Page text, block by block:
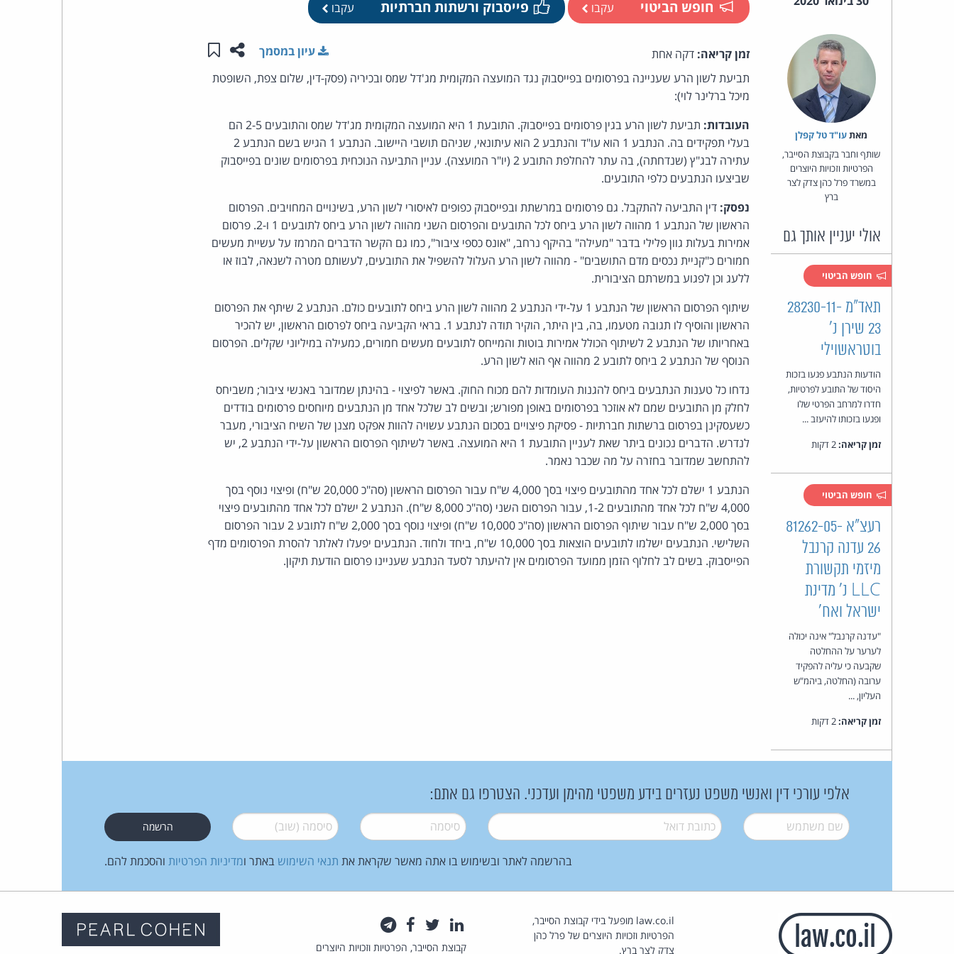
חופש הביטוי עקבו פייסבוק ורשתות חברתיות עקבו
מאת‏עו"ד טל קפלן
שותף וחבר בקבוצת הסייבר,
הפרטיות וזכויות היוצרים
במשרד פרל כהן צדק לצר
ברץ
אולי יעניין אותך גם
חופש הביטוי
תאד"מ 28230-11-
23 שירן נ'
בוטראשוילי
הודעות הנתבע פגעו בזכות
היסוד של התובע לפרטיות,
חדרו למרחב הפרטי שלו
ופגעו בזכותו להיעזב ...
זמן קריאה:
חופש הביטוי
רעצ"א 81262-05-
26 עדנה קרנבל
מיזמי תקשורת
LLC נ' מדינת
ישראל ואח'
"עדנה קרנבל" אינה יכולה
לערער על ההחלטה
שקבעה כי עליה להפקיד
ערובה (החלטה, ביהמ"ש
העליון, ...
זמן קריאה:
זמן קריאה: דקה אחת שתפו עמוד זה
שמור ב"תכנים שלי"
עיון במסמך
תביעת לשון הרע שעניינה בפרסומים בפייסבוק נגד המועצה המקומית מג'דל שמס ובכיריה (פסק-דין, שלום צפת, השופטת
מיכל ברלינר לוי):
העובדות:
תביעת לשון הרע בגין פרסומים בפייסבוק. התובעת 1 היא המועצה המקומית מג'דל שמס והתובעים 2-5 הם
בעלי תפקידים בה. הנתבע 1 הוא עו"ד והנתבע 2 הוא עיתונאי, שניהם תושבי היישוב. הנתבע 1 הגיש בשם הנתבע 2
עתירה לבג"ץ (שנדחתה), בה עתר להחלפת התובע 2 (יו"ר המועצה). עניין התביעה הנוכחית בפרסומים שונים בפייסבוק
שביצעו הנתבעים כלפי התובעים.
נפסק: דין התביעה להתקבל. גם פרסומים במרשתת ובפייסבוק כפופים לאיסורי לשון הרע, בשינויים המחויבים. הפרסום
הראשון של הנתבע 1 מהווה לשון הרע ביחס לכל התובעים והפרסום השני מהווה לשון הרע ביחס לתובעים 1 ו-2. פרסום
אמירות בעלות גוון פלילי בדבר "מעילה" בהיקף נרחב, "אונס כספי ציבור", כמו גם הקשר הדברים המרמז על עשיית מעשים
חמורים כ"קניית נכסים מדם התושבים" - מהווה לשון הרע העלול להשפיל את התובעים, לעשותם מטרה לשנאה, לבוז או
ללעג וכן לפגוע במשרתם הציבורית.
שיתוף הפרסום הראשון של הנתבע 1 על-ידי הנתבע 2 מהווה לשון הרע ביחס לתובעים כולם. הנתבע 2 שיתף את הפרסום
הראשון והוסיף לו תגובה מטעמו, בה, בין היתר, הוקיר תודה לנתבע 1. בראי הקביעה ביחס לפרסום הראשון, יש להכיר
באחריותו של הנתבע 2 לשיתוף הכולל אמירות בוטות והמייחס לתובעים מעשים חמורים, כמעילה במיליוני שקלים. הפרסום
הנוסף של הנתבע 2 ביחס לתובע 2 מהווה אף הוא לשון הרע.
נדחו כל טענות הנתבעים ביחס להגנות העומדות להם מכוח החוק. באשר לפיצוי - בהינתן שמדובר באנשי ציבור; משביחס
לחלק מן התובעים שמם לא אוזכר בפרסומים באופן מפורש; ובשים לב שלכל אחד מן הנתבעים מיוחסים פרסומים בודדים
כשעסקינן בפרסום ברשתות חברתיות - פסיקת פיצויים בסכום הנתבע עשויה להוות אפקט מצנן של השיח הציבורי, מעבר
לנדרש. הדברים נכונים ביתר שאת לעניין התובעת 1 היא המועצה. באשר לשיתוף הפרסום הראשון על-ידי הנתבע 2, יש
להתחשב שמדובר בחזרה על מה שכבר נאמר.
הנתבע 1 ישלם לכל אחד מהתובעים פיצוי בסך 4,000 ש"ח עבור הפרסום הראשון (סה"כ 20,000 ש"ח) ופיצוי נוסף בסך
4,000 ש"ח לכל אחד מהתובעים 1-2, עבור הפרסום השני (סה"כ 8,000 ש"ח). הנתבע 2 ישלם לכל אחד מהתובעים פיצוי
בסך 2,000 ש"ח עבור שיתוף הפרסום הראשון (סה"כ 10,000 ש"ח) ופיצוי נוסף בסך 2,000 ש"ח לתובע 2 עבור הפרסום
השלישי. הנתבעים ישלמו לתובעים הוצאות בסך 10,000 ש"ח, ביחד ולחוד. הנתבעים יפעלו לאלתר להסרת הפרסומים מדף
הפייסבוק. בשים לב לחלוף הזמן ממועד הפרסומים אין להיעתר לסעד הנתבע שעניינו פרסום הודעת תיקון.
אלפי עורכי דין ואנשי משפט נעזרים בידע משפטי מהימן ועדכני. הצטרפו גם אתם:
שם משתמש* דואל* סיסמה* סיסמה (שוב)*
בהרשמה לאתר ובשימוש בו אתה מאשר שקראת את תנאי השימוש באתר ומדיניות הפרטיות והסכמת להם.
law.co.il מופעל בידי קבוצת הסייבר,
הפרטיות וזכויות היוצרים של פרל כהן
צדק לצר ברץ.
לינקדאין
טוויטרפייסבוק
קבוצת הסייבר, הפרטיות וזכויות היוצרים